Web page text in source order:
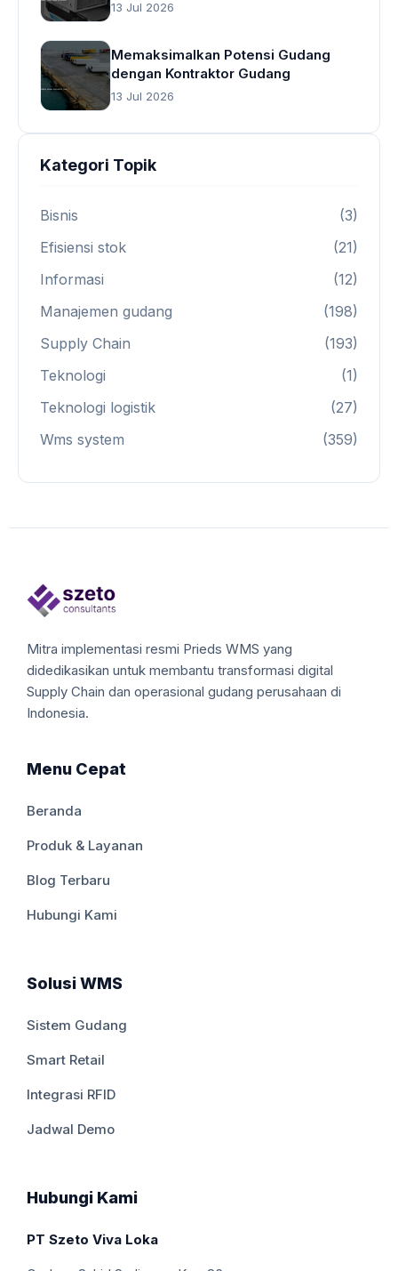
13 Jul 2026
Memaksimalkan Potensi Gudang
dengan Kontraktor Gudang
13 Jul 2026
Kategori Topik
Bisnis
(3)
Efisiensi stok
(21)
Informasi
(12)
Manajemen gudang
(198)
Supply Chain
(193)
Teknologi
(1)
Teknologi logistik
(27)
Wms system
(359)
Mitra implementasi resmi Prieds WMS yang
didedikasikan untuk membantu transformasi digital
Supply Chain dan operasional gudang perusahaan di
Indonesia.
Menu Cepat
Beranda
Produk & Layanan
Blog Terbaru
Hubungi Kami
Solusi WMS
Sistem Gudang
Smart Retail
Integrasi RFID
Jadwal Demo
Hubungi Kami
PT Szeto Viva Loka